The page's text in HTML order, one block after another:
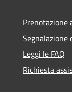
Prenotazione
Segnalazione
Leggi le FAQ
Richiesta